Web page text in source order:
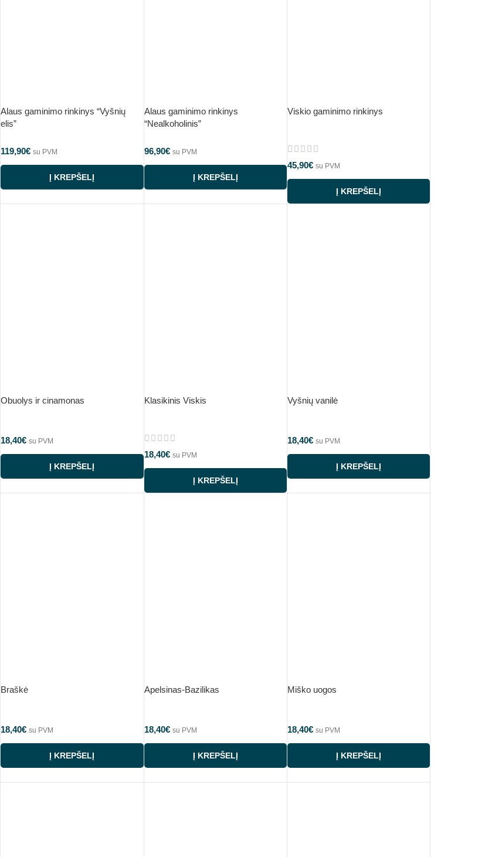
Alaus gaminimo rinkinys “Vyšnių
elis”
119,90€ su PVM
Į KREPŠELĮ
Alaus gaminimo rinkinys
“Nealkoholinis”
96,90€ su PVM
Į KREPŠELĮ
Viskio gaminimo rinkinys
45,90€ su PVM
Į KREPŠELĮ
Obuolys ir cinamonas
18,40€ su PVM
Į KREPŠELĮ
Klasikinis Viskis
18,40€ su PVM
Į KREPŠELĮ
Vyšnių vanilė
18,40€ su PVM
Į KREPŠELĮ
Braškė
18,40€ su PVM
Į KREPŠELĮ
Apelsinas-Bazilikas
18,40€ su PVM
Į KREPŠELĮ
Miško uogos
18,40€ su PVM
Į KREPŠELĮ